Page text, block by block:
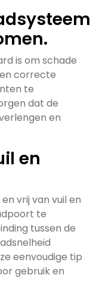
is om schade
correcte
te
dat de
en
en
vrij van vuil en
te
tussen de
eenvoudige tip
gebruik en